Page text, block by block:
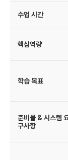
수업 시간
핵심역량
학습 목표
준비물 & 시스템
구사항